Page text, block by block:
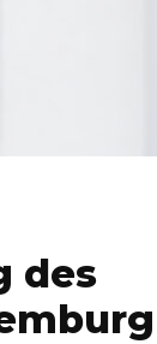
des